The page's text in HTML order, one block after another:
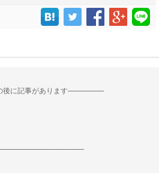
後に記事があります--------------------